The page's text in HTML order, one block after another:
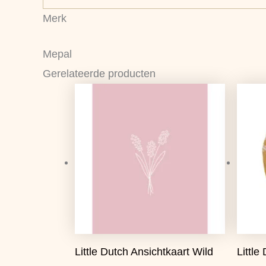
Merk
Mepal
Gerelateerde producten
Little Dutch Ansichtkaart Wild
Little